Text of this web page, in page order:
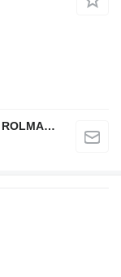
Przedsiębiorstwo Produkcyjno-Handlowe ROLMAPOL Marcin Dziekan